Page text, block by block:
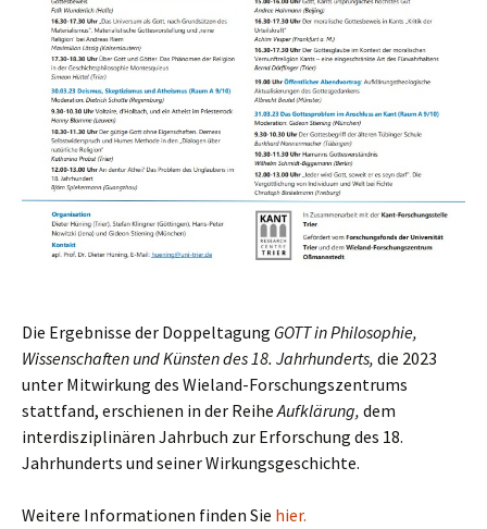
Die Ergebnisse der Doppeltagung GOTT in Philosophie,
Wissenschaften und Künsten des 18. Jahrhunderts, die 2023
unter Mitwirkung des Wieland-Forschungszentrums
stattfand, erschienen in der ReiheAufklärung, dem
interdisziplinären Jahrbuch zur Erforschung des 18.
Jahrhunderts und seiner Wirkungsgeschichte.
Weitere Informationen finden Sie hier.